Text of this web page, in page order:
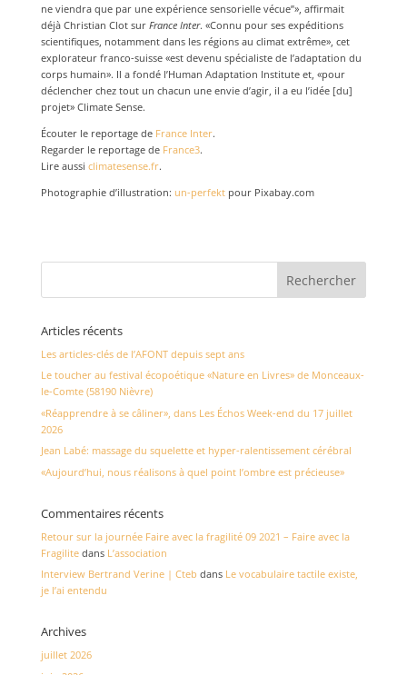
ne viendra que par une expérience sensorielle vécue”», affirmait
déjà Christian Clot sur France Inter. «Connu pour ses expéditions
scientifiques, notamment dans les régions au climat extrême», cet
explorateur franco-suisse «est devenu spécialiste de l’adaptation du
corps humain». Il a fondé l’Human Adaptation Institute et, «pour
déclencher chez tout un chacun une envie d’agir, il a eu l’idée [du]
projet» Climate Sense.
Écouter le reportage de France Inter.
Regarder le reportage de France3.
Lire aussi climatesense.fr.
Photographie d’illustration: un-perfektpour Pixabay.com
Articles récents
Les articles-clés de l’AFONT depuis sept ans
Le toucher au festival écopoétique «Nature en Livres» de Monceaux-
le-Comte (58190 Nièvre)
«Réapprendre à se câliner», dans Les Échos Week-end du 17 juillet
2026
Jean Labé: massage du squelette et hyper-ralentissement cérébral
«Aujourd’hui, nous réalisons à quel point l’ombre est précieuse»
Commentaires récents
Retour sur la journée Faire avec la fragilité 09 2021 – Faire avec la
Fragilitedans L’association
Interview Bertrand Verine | Cteb dans Le vocabulaire tactile existe,
je l’ai entendu
Archives
juillet 2026